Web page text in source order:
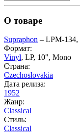
О товаре
Supraphon ‎– LPM-134,
Формат:
Vinyl, LP, 10", Mono
Страна:
Czechoslovakia
Дата релиза:
1952
Жанр:
Classical
Стиль:
Classical